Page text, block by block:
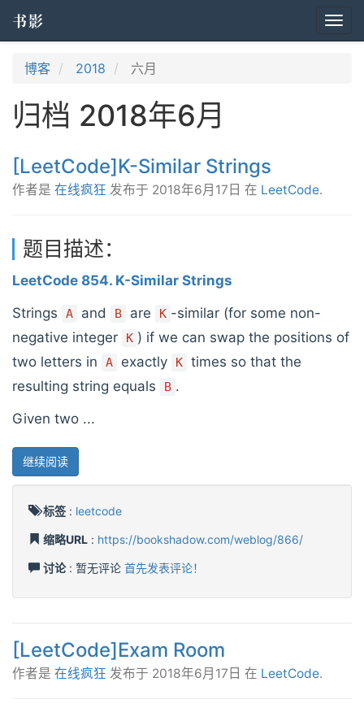
书影
博客 2018 六月
归档 2018年6月
[LeetCode]K-Similar Strings
作者是 在线疯狂 发布于 2018年6月17日 在 LeetCode.
题目描述：
LeetCode 854. K-Similar Strings
Strings
A and B are K -similar (for some non-
negative integer
K ) if we can swap the positions of
two letters in
A exactly K times so that the
resulting string equals
B .
Given two ...
继续阅读
标签 : leetcode
缩略URL : https://bookshadow.com/weblog/866/
讨论: 暂无评论 首先发表评论！
[LeetCode]Exam Room
作者是 在线疯狂 发布于 2018年6月17日 在 LeetCode.